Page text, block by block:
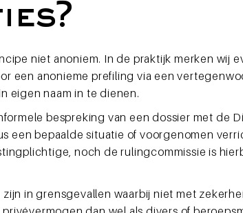
niet anoniem. In de praktijk merken wij
een anonieme prefiling via een
eigen naam in te dienen.
bespreking van een dossier met de
een bepaalde situatie of voorgenomen
noch de rulingcommissie is
in grensgevallen waarbij niet met